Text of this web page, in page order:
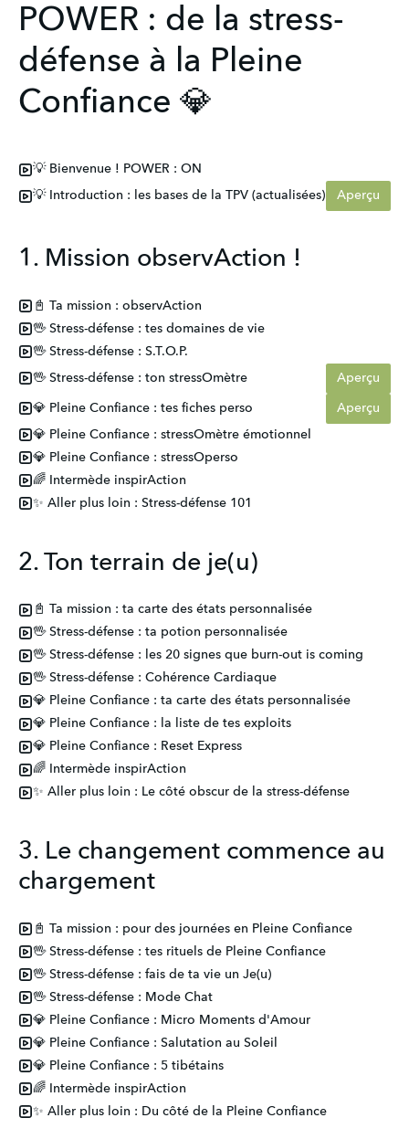
POWER : de la stress-
défense à la Pleine
Confiance 💎
💡 Bienvenue ! POWER : ON
💡 Introduction : les bases de la TPV (actualisées) Aperçu
1. Mission observAction !
📓 Ta mission : observAction
🖖 Stress-défense : tes domaines de vie
🖖 Stress-défense : S.T.O.P.
🖖 Stress-défense : ton stressOmètre Aperçu
💎 Pleine Confiance : tes fiches perso Aperçu
💎 Pleine Confiance : stressOmètre émotionnel
💎 Pleine Confiance : stressOperso
🌈 Intermède inspirAction
✨ Aller plus loin : Stress-défense 101
2. Ton terrain de je(u)
📓 Ta mission : ta carte des états personnalisée
🖖 Stress-défense : ta potion personnalisée
🖖 Stress-défense : les 20 signes que burn-out is coming
🖖 Stress-défense : Cohérence Cardiaque
💎 Pleine Confiance : ta carte des états personnalisée
💎 Pleine Confiance : la liste de tes exploits
💎 Pleine Confiance : Reset Express
🌈 Intermède inspirAction
✨ Aller plus loin : Le côté obscur de la stress-défense
3. Le changement commence au
chargement
📓 Ta mission : pour des journées en Pleine Confiance
🖖 Stress-défense : tes rituels de Pleine Confiance
🖖 Stress-défense : fais de ta vie un Je(u)
🖖 Stress-défense : Mode Chat
💎 Pleine Confiance : Micro Moments d'Amour
💎 Pleine Confiance : Salutation au Soleil
💎 Pleine Confiance : 5 tibétains
🌈 Intermède inspirAction
✨ Aller plus loin : Du côté de la Pleine Confiance